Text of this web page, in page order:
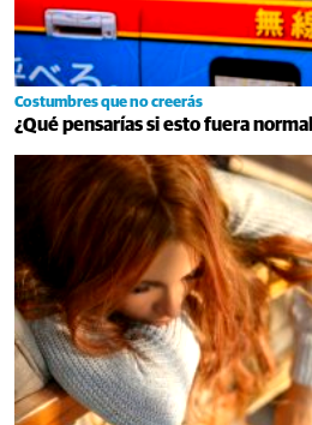
Costumbres que no creerás
¿Qué pensarías si esto fuera